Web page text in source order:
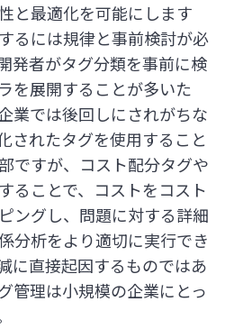
と最適化を可能にします
るには規律と事前検討が必
発者がタグ分類を事前に検
を展開することが多いた
業では後回しにされがちな
されたタグを使用すること
ですが、コスト配分タグや
ることで、コストをコスト
ングし、問題に対する詳細
分析をより適切に実行でき
に直接起因するものではあ
管理は小規模の企業にとっ